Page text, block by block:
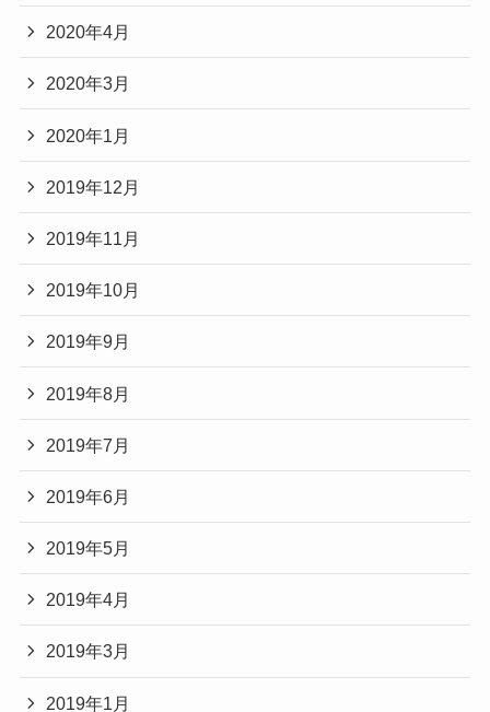
2020年4月
2020年3月
2020年1月
2019年12月
2019年11月
2019年10月
2019年9月
2019年8月
2019年7月
2019年6月
2019年5月
2019年4月
2019年3月
2019年1月